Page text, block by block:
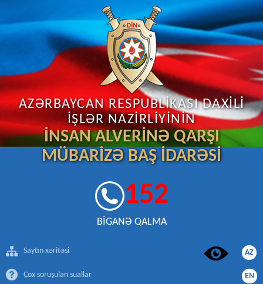
AZƏRBAYCAN RESPUBLİKASI DAXİLİ
İŞLƏR NAZİRLİYİNİN
İNSAN ALVERİNƏ QARŞI
MÜBARİZƏ BAŞ İDARƏSİ
152
BİGANƏ QALMA
Saytın xəritəsi
Çox soruşulan suallar
AZ
EN